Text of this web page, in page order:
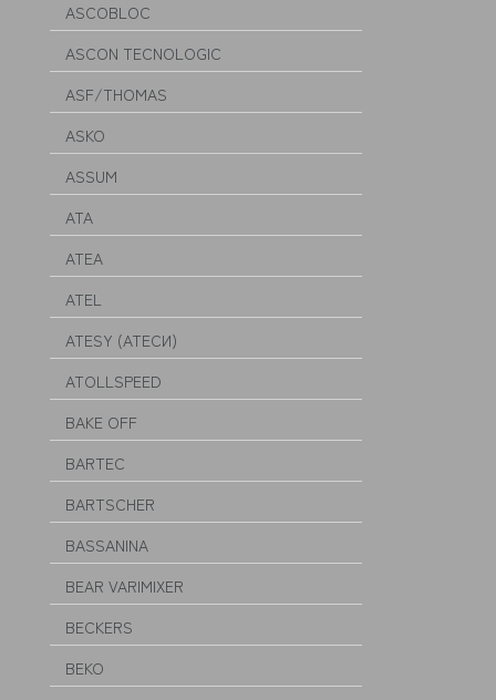
ASCOBLOC
ASCON TECNOLOGIC
ASF/THOMAS
ASKO
ASSUM
ATA
ATEA
ATEL
ATESY (АТЕСИ)
ATOLLSPEED
BAKE OFF
BARTEC
BARTSCHER
BASSANINA
BEAR VARIMIXER
BECKERS
BEKO